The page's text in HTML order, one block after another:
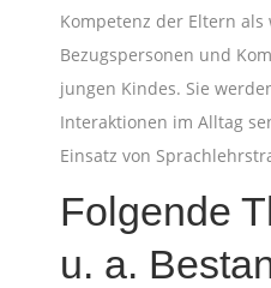
Kompetenz der Eltern als
Bezugspersonen und
jungen Kindes. Sie
Interaktionen im Alltag
Einsatz von
Folgende
u. a.